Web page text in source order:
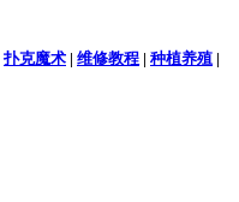
扑克魔术 | 维修教程 | 种植养殖 |